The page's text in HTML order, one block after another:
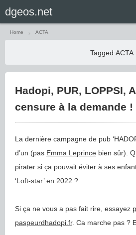
Home ACTA
Tagged:ACTA
Hadopi, PUR, LOPPSI,
censure à la demande !
La dernière campagne de pub
d’un (pas Emma Leprince bien sûr).
pirater si ça pouvait éviter à ses
‘Loft-star’ en 2022 ?
Si ça ne vous a pas fait rire, essayez
paspeurdhadopi.fr. Ca marche pas ?